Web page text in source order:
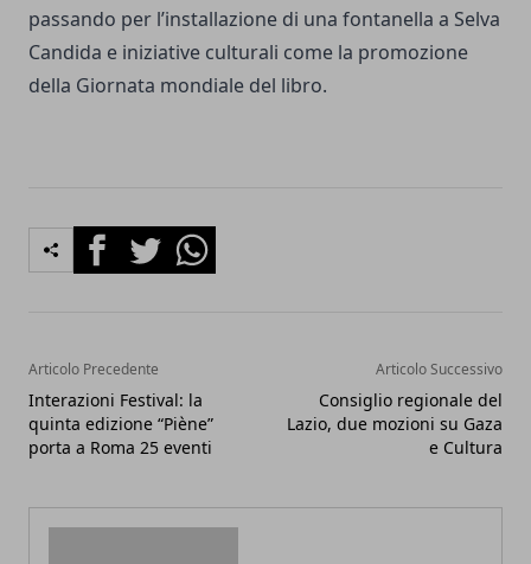
passando per l’installazione di una fontanella a Selva
Candida e iniziative culturali come la promozione
della Giornata mondiale del libro.
FacebookTwitterWhatsapp
Articolo Precedente
Interazioni Festival: la
quinta edizione “Piène”
porta a Roma 25 eventi
Articolo Successivo
Consiglio regionale del
Lazio, due mozioni su Gaza
e Cultura